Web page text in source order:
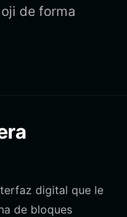
de forma
digital que le
de bloques